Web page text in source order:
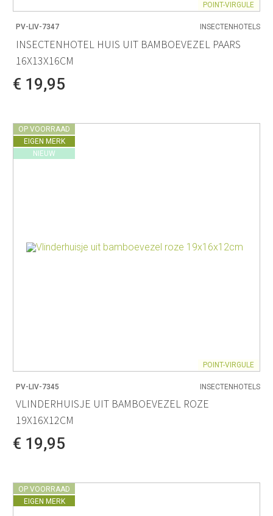
POINT-VIRGULE
PV-LIV-7347 INSECTENHOTELS
INSECTENHOTEL HUIS UIT BAMBOEVEZEL PAARS
16X13X16CM
€ 19,95
OP VOORRAAD
EIGEN MERK
NIEUW
POINT-VIRGULE
PV-LIV-7345 INSECTENHOTELS
VLINDERHUISJE UIT BAMBOEVEZEL ROZE
19X16X12CM
€ 19,95
OP VOORRAAD
EIGEN MERK